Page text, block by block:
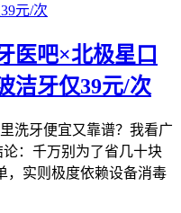
医吧×北极星口
洁牙仅39元/次
洗牙便宜又靠谱？我看广
：千万别为了省几十块
，实则极度依赖设备消毒